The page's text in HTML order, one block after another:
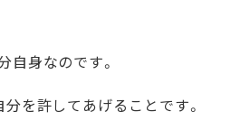
身なのです。
を許してあげることです。